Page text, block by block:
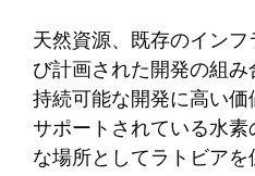
天然資源、既存のイン
び計画された開発の組
持続可能な開発に高い
サポートされている水
な場所としてラトビアを